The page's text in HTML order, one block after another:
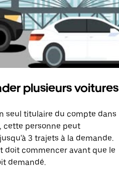
plusieurs voitures
seul titulaire du compte dans
cette personne peut
3 trajets à la demande.
doit commencer avant que le
demandé.